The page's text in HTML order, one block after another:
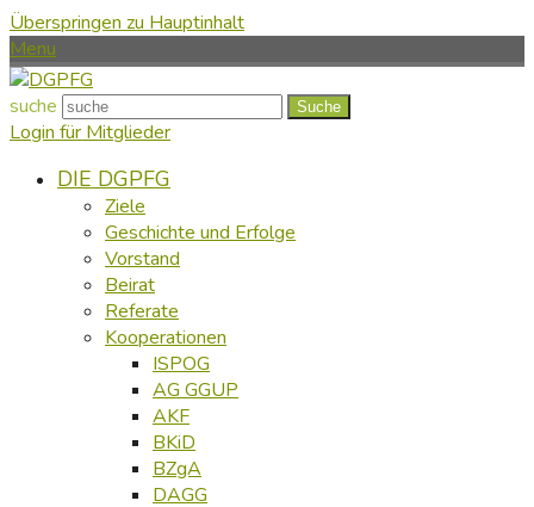
Überspringen zu Hauptinhalt
Menu
suche Suche
Login für Mitglieder
DIE DGPFG
Ziele
Geschichte und Erfolge
Vorstand
Beirat
Referate
Kooperationen
ISPOG
AG GGUP
AKF
BKiD
BZgA
DAGG